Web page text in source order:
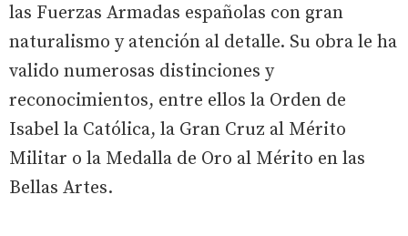
las Fuerzas Armadas españolas con gran
naturalismo y atención al detalle. Su obra le ha
valido numerosas distinciones y
reconocimientos, entre ellos la Orden de
Isabel la Católica, la Gran Cruz al Mérito
Militar o la Medalla de Oro al Mérito en las
Bellas Artes.